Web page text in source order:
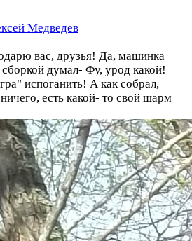
Медведев
вас, друзья! Да, машинка
думал- Фу, урод какой!
испоганить! А как собрал,
есть какой- то свой шарм